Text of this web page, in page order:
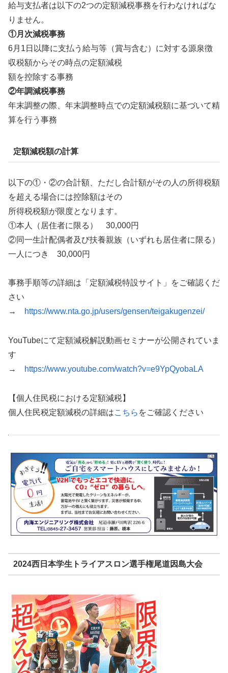
給与支払者は以下の2つの定額減税事務を行わなければな
りません。
①月次減税事務
6月1日以降に支払う給与等（賞与含む）に対する源泉徴
収税額からその時点の定額減税
額を控除する事務
②年調減税事務
年末調整の際、年末調整時点での定額減税額に基づいて精
算を行う事務
定額減税額の計算
以下の①・②の合計額、ただし合計額がその人の所得税額
を超える場合には控除額はその
所得税税額が限度となります。
①本人（居住者に限る） 30,000円
②同一生計配偶者及び扶養親族（いずれも居住者に限る）
一人につき 30,000円
事務手順等の詳細は「定額減税特設サイト」をご確認くだ
さい
→
https://www.nta.go.jp/users/gensen/teigakugenzei/
YouTubeにて定額減税解説動画セミナーが公開されていま
す
→
https://www.youtube.com/watch?v=e9YpQyobaLA
【個人住民税における定額減税】
個人住民税定額減税の詳細はこちら をご確認ください
2024西日本学生トライアスロン選手権尾道因島大会